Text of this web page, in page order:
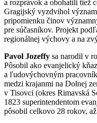
a rozprávok a obohatili tiež
Gragijský vyzdvihol
pripomienku činov
pre súčasníkov. Projekt
regionálnej výchovy a na
Pavol Jozeffy sa narodil v
Pôsobil ako evanjelický
a ľudovýchovným
medzi krajanmi na Dolnej
v Tisovci (okres Rimavská
1823 superintendentom
pôsobil celkovo 28 rokov,